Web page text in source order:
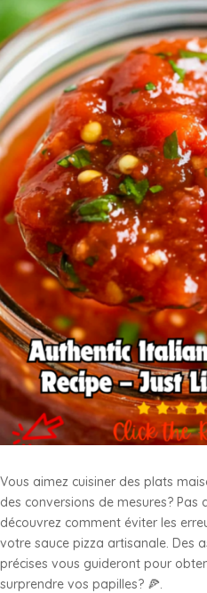
Vous aimez cuisiner des plats
des conversions de mesures? Pas
découvrez comment éviter les
votre sauce pizza artisanale. Des
précises vous guideront pour
surprendre vos papilles? 🍕.